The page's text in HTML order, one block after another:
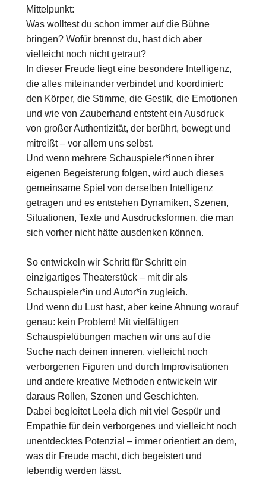
Mittelpunkt:
Was wolltest du schon immer auf die Bühne
bringen? Wofür brennst du, hast dich aber
vielleicht noch nicht getraut?
In dieser Freude liegt eine besondere Intelligenz,
die alles miteinander verbindet und koordiniert:
den Körper, die Stimme, die Gestik, die Emotionen
und wie von Zauberhand entsteht ein Ausdruck
von großer Authentizität, der berührt, bewegt und
mitreißt – vor allem uns selbst.
Und wenn mehrere Schauspieler*innen ihrer
eigenen Begeisterung folgen, wird auch dieses
gemeinsame Spiel von derselben Intelligenz
getragen und es entstehen Dynamiken, Szenen,
Situationen, Texte und Ausdrucksformen, die man
sich vorher nicht hätte ausdenken können.
So entwickeln wir Schritt für Schritt ein
einzigartiges Theaterstück – mit dir als
Schauspieler*in und Autor*in zugleich.
Und wenn du Lust hast, aber keine Ahnung worauf
genau: kein Problem! Mit vielfältigen
Schauspielübungen machen wir uns auf die
Suche nach deinen inneren, vielleicht noch
verborgenen Figuren und durch Improvisationen
und andere kreative Methoden entwickeln wir
daraus Rollen, Szenen und Geschichten.
Dabei begleitet Leela dich mit viel Gespür und
Empathie für dein verborgenes und vielleicht noch
unentdecktes Potenzial – immer orientiert an dem,
was dir Freude macht, dich begeistert und
lebendig werden lässt.